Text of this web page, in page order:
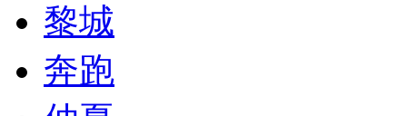
黎城
奔跑